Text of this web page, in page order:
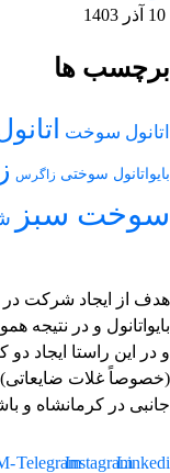
10 آذر 1403
برچسب ها
اتانول سوخت
بایواتانول سوختی زاگرس
سوخت سبز
هدف از ایجاد شرکت در
بایواتانول و در
و در این راستا ایجاد دو
(خصوصاً غلات
جانبی در کرمانشاه و
Instagram
Telegram